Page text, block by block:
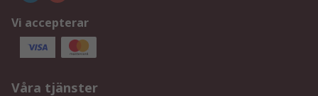
Vi accepterar
Våra tjänster